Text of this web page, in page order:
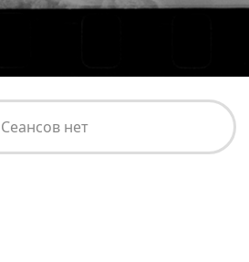
Сеансов нет